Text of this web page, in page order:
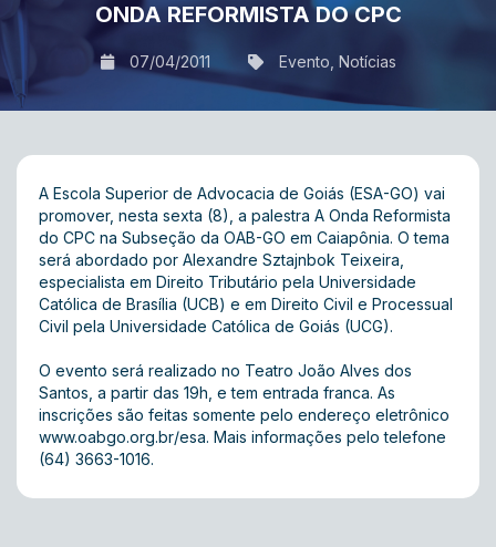
ONDA REFORMISTA DO CPC
07/04/2011 Evento Notícias
A Escola Superior de Advocacia de Goiás (ESA-GO) vai
promover, nesta sexta (8), a palestra A Onda Reformista
do CPC na Subseção da OAB-GO em Caiapônia. O tema
será abordado por Alexandre Sztajnbok Teixeira,
especialista em Direito Tributário pela Universidade
Católica de Brasília (UCB) e em Direito Civil e Processual
Civil pela Universidade Católica de Goiás (UCG).
O evento será realizado no Teatro João Alves dos
Santos, a partir das 19h, e tem entrada franca. As
inscrições são feitas somente pelo endereço eletrônico
www.oabgo.org.br/esa. Mais informações pelo telefone
(64) 3663-1016.